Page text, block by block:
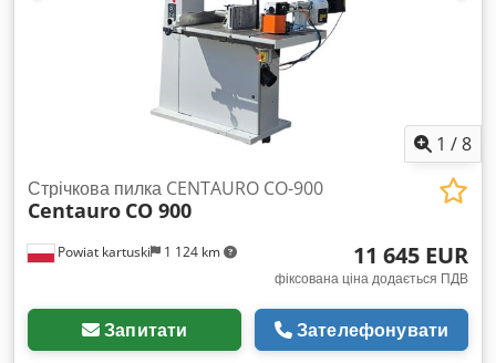
1 /8
Powiat kartuski 1 124 km
Стрічкова пилка CENTAURO CO-900
Centauro CO 900
11 645 EUR
фіксована ціна додається ПДВ
Запитати Зателефонувати